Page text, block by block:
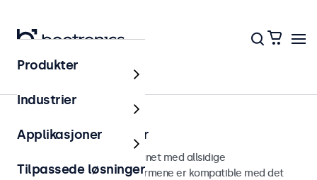
Hjem
75 mm VESA-skjermer
75 mm VESA-skjermer designet med allsidige
monteringsmuligheter. Skjermene er kompatible med det
Produkter
Industrier
Applikasjoner
Tilpassede løsninger